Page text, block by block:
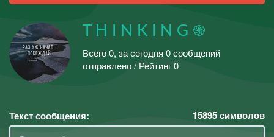
T H I N K I N G ֍
Всего 0, за сегодня 0 сообщений
отправлено / Рейтинг 0
Текст сообщения: 15895символов